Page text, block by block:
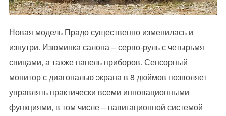
Новая модель Прадо существенно изменилась и
изнутри. Изюминка салона – серво-руль с четырьмя
спицами, а также панель приборов. Сенсорный
монитор с диагональю экрана в 8 дюймов позволяет
управлять практически всеми инновационными
функциями, в том числе – навигационной системой